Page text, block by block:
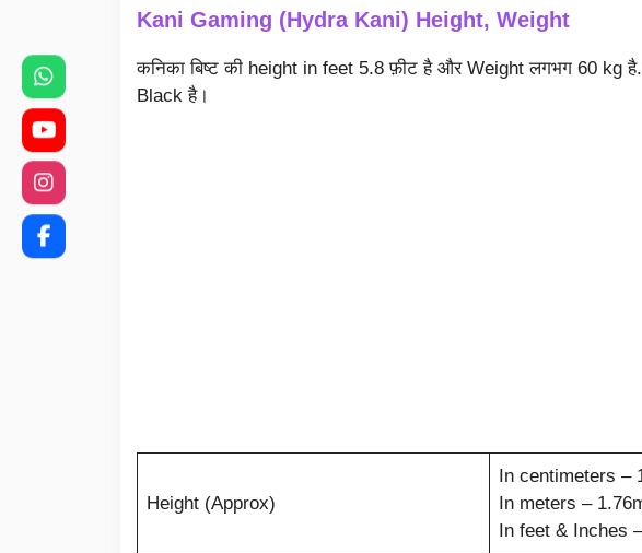
Kani Gaming (Hydra Kani) Height, Weight
कनिका बिष्ट की height in feet 5.8 फ़ीट है और Weight लगभग 60 kg
Black है।
Height (Approx)
In centimeters –
In meters –
In feet & Inches